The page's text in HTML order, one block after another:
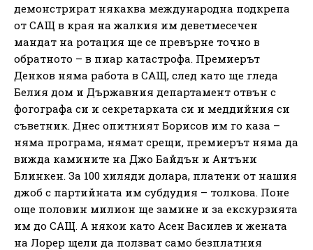
демонстрират някаква международна подкрепа
от САЩ в края на жалкия им деветмесечен
мандат на ротация ще се превърне точно в
обратното – в пиар катастрофа. Премиерът
Денков няма работа в САЩ, след като ще гледа
Белия дом и Държавния департамент отвън с
фогографа си и секретарката си и меддийния си
съветник. Днес опитният Борисов им го каза –
няма програма, нямат срещи, премиерът няма да
вижда камините на Джо Байдън и Антъни
Блинкен. За 100 хиляди долара, платени от нашия
джоб с партийната им субдудия – толкова. Поне
още половин милион ще замине и за екскурзията
им до САЩ. А някои като Асен Василев и жената
на Лорер щели да ползват само безплатния